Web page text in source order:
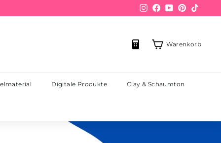
Instagram
Facebook
YouTubePinterest
Warenkorb
Digitale Produkte Clay & Schaumton